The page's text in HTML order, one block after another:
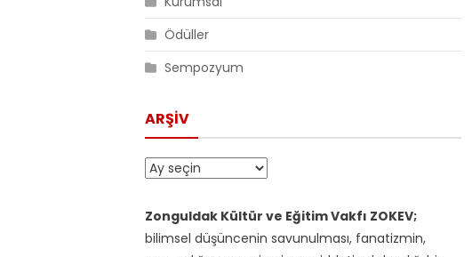
Ödüller
Sempozyum
ARŞIV
Arşiv
Zonguldak Kültür ve Eğitim Vakfı ZOKEV;
bilimsel düşüncenin savunulması, fanatizmin,